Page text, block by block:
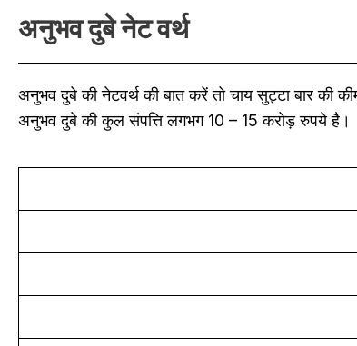
अनुभव दुबे नेट वर्थ
अनुभव दुबे की नेटवर्थ की बात करें तो चाय सुट्टा बार की
अनुभव दुबे की कुल संपत्ति लगभग 10 – 15 करोड़ रुपये है।